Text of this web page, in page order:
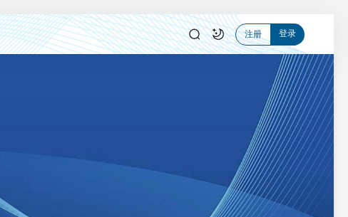
注册 登录